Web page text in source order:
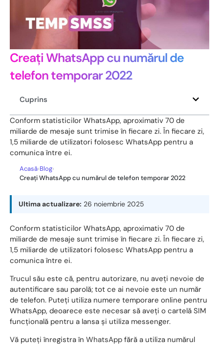
Creați WhatsApp cu numărul de
telefon temporar 2022
Cuprins
Conform statisticilor WhatsApp, aproximativ 70 de
miliarde de mesaje sunt trimise în fiecare zi. În fiecare zi,
1,5 miliarde de utilizatori folosesc WhatsApp pentru a
comunica între ei.
Acasă›Blog›
Creați WhatsApp cu numărul de telefon temporar 2022
Ultima actualizare: 26 noiembrie 2025
Conform statisticilor WhatsApp, aproximativ 70 de
miliarde de mesaje sunt trimise în fiecare zi. În fiecare zi,
1,5 miliarde de utilizatori folosesc WhatsApp pentru a
comunica între ei.
Trucul său este că, pentru autorizare, nu aveți nevoie de
autentificare sau parolă; tot ce ai nevoie este un număr
de telefon. Puteți utiliza numere temporare online pentru
WhatsApp, deoarece este necesar să aveți o cartelă SIM
funcțională pentru a lansa și utiliza messenger.
Vă puteți înregistra în WhatsApp fără a utiliza numărul